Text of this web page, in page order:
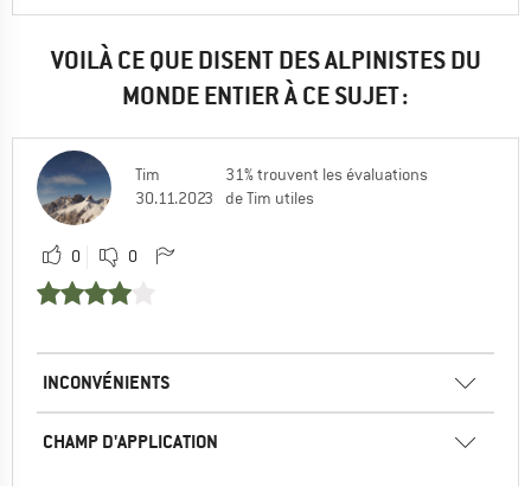
VOILÀ CE QUE DISENT DES ALPINISTES DU
MONDE ENTIER À CE SUJET :
Tim
30.11.2023
31% trouvent les évaluations
de Tim utiles
0 0
INCONVÉNIENTS
CHAMP D'APPLICATION